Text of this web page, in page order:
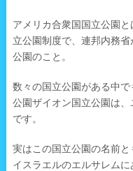
アメリカ合衆国国立公園
立公園制度で、連邦内務
公園のこと。
数々の国立公園がある中
公園ザイオン国立公園は
です。
実はこの国立公園の名前と
イスラエルのエルサレム